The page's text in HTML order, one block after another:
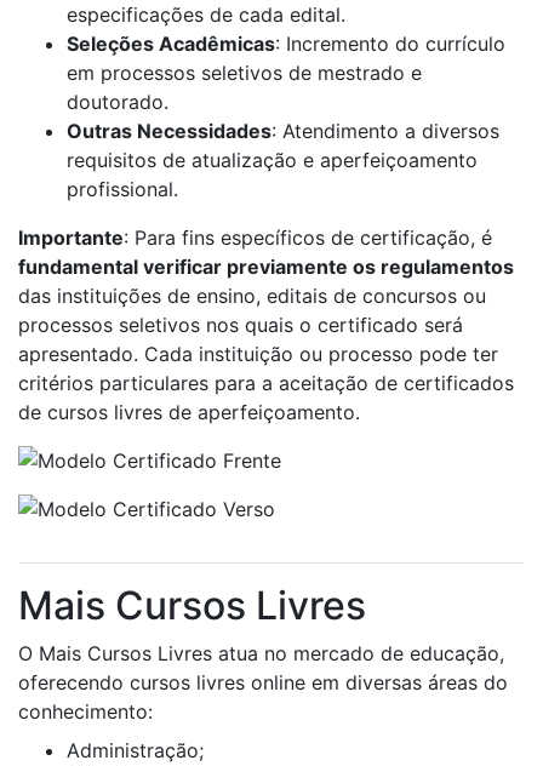
especificações de cada edital.
Seleções Acadêmicas: Incremento do currículo
em processos seletivos de mestrado e
doutorado.
Outras Necessidades: Atendimento a diversos
requisitos de atualização e aperfeiçoamento
profissional.
Importante: Para fins específicos de certificação, é
fundamental verificar previamente os regulamentos
das instituições de ensino, editais de concursos ou
processos seletivos nos quais o certificado será
apresentado. Cada instituição ou processo pode ter
critérios particulares para a aceitação de certificados
de cursos livres de aperfeiçoamento.
Mais Cursos Livres
O Mais Cursos Livres atua no mercado de educação,
oferecendo cursos livres online em diversas áreas do
conhecimento:
Administração;